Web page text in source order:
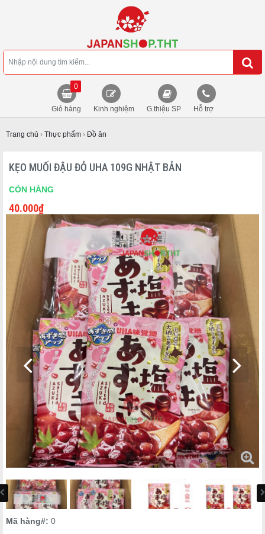
Giỏ hàng
0
Kinh nghiệm G.thiệu SP Hỗ trợ
Trang chủ › Thực phẩm › Đồ ăn
KẸO MUỐI ĐẬU ĐỎ UHA 109G NHẬT BẢN
CÒN HÀNG
40.000₫
Mã hàng#: 0